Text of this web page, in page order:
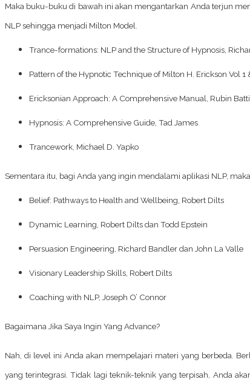
Maka buku-buku di bawah ini akan mengantarkan Anda terjun
NLP sehingga menjadi Milton Model.
Trance-formations: NLP and the Structure of Hypnosis ,
Pattern of the Hypnotic Technique of Milton H. Erickson Vol 1
Ericksonian Approach: A Comprehensive Manual , Rubin
Hypnosis: A Comprehensive Guide, Tad James
Trancework, Michael D. Yapko
Sementara itu, bagi Anda yang ingin mendalami aplikasi NLP,
Belief: Pathways to Health and Wellbeing , Robert Dilts
Dynamic Learning , Robert Dilts dan Todd Epstein
Persuasion Engineering , Richard Bandler dan John La Valle
Visionary Leadership Skills , Robert Dilts
Coaching with NLP, Joseph O’ Connor
Bagaimana Jika Saya Ingin Yang Advance?
Nah, di level ini Anda akan mempelajari materi yang berbeda.
yang terintegrasi. Tidak lagi teknik-teknik yang terpisah, Anda